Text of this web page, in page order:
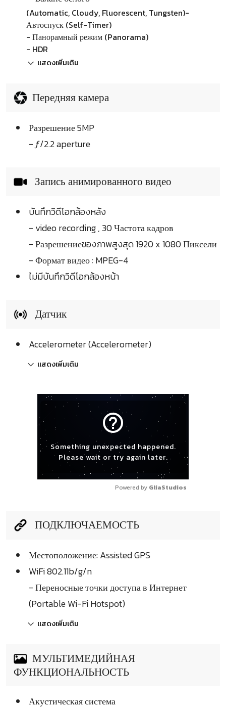
(Automatic, Cloudy, Fluorescent, Tungsten)-
Автоспуск (Self-Timer)
- Панорамный режим (Panorama)
- HDR
แสดงเพิ่มเติม
Передняя камера
Разрешение 5MP
- ƒ/2.2 aperture
Запись анимированного видео
บันทึกวิดีโอกล้องหลัง
- video recording , 30 Частота кадров
- Разрешениеของภาพสูงสุด 1920 x 1080 Пиксели
- Формат видео : MPEG-4
ไม่มีบันทึกวิดีโอกล้องหน้า
Датчик
Accelerometer (Accelerometer)
แสดงเพิ่มเติม
help_outline
Something unexpected happened.
Please wait or try again later.
Powered by GliaStudios
ПОДКЛЮЧАЕМОСТЬ
Местоположение: Assisted GPS
WiFi 802.11b/g/n
- Переносные точки доступа в Интернет
(Portable Wi-Fi Hotspot)
แสดงเพิ่มเติม
МУЛЬТИМЕДИЙНАЯ
ФУНКЦИОНАЛЬНОСТЬ
Акустическая система